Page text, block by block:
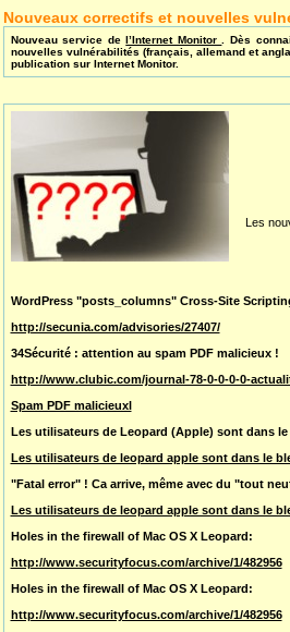
Nouveaux correctifs et nouvelles
Nouveau service del’Internet Monitor
. Dès
nouvelles vulnérabilités (français, allemand et
publication sur Internet Monitor.
Les
WordPress "posts_columns" Cross-Site
http://secunia.com/advisories/27407/
34Sécurité : attention au spam PDF malicieux !
http://www.clubic.com/journal-78-0-0-0-0-
Spam PDF malicieuxl
Les utilisateurs de Leopard (Apple) sont dans
Les utilisateurs de leopard apple sont dans le
"Fatal error" ! Ca arrive, même avec du "tout
Les utilisateurs de leopard apple sont dans le
Holes in the firewall of Mac OS X Leopard:
http://www.securityfocus.com/archive/1/482956
Holes in the firewall of Mac OS X Leopard:
http://www.securityfocus.com/archive/1/482956